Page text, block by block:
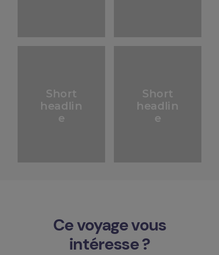
Short
headlin
e
Short
headlin
e
Ce voyage vous
intéresse ?